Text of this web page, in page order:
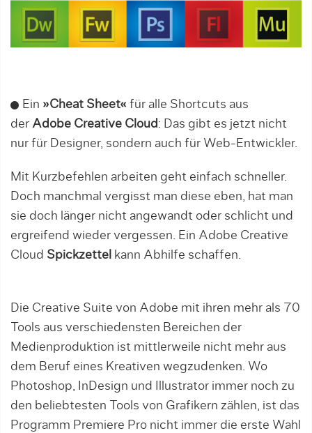
Ein »Cheat Sheet« für alle Shortcuts aus
der Adobe Creative Cloud: Das gibt es jetzt nicht
nur für Designer, sondern auch für Web-Entwickler.
Mit Kurzbefehlen arbeiten geht einfach schneller.
Doch manchmal vergisst man diese eben, hat man
sie doch länger nicht angewandt oder schlicht und
ergreifend wieder vergessen. Ein Adobe Creative
Cloud Spickzettel kann Abhilfe schaffen.
Die Creative Suite von Adobe mit ihren mehr als 70
Tools aus verschiedensten Bereichen der
Medienproduktion ist mittlerweile nicht mehr aus
dem Beruf eines Kreativen wegzudenken. Wo
Photoshop, InDesign und Illustrator immer noch zu
den beliebtesten Tools von Grafikern zählen, ist das
Programm Premiere Pro nicht immer die erste Wahl